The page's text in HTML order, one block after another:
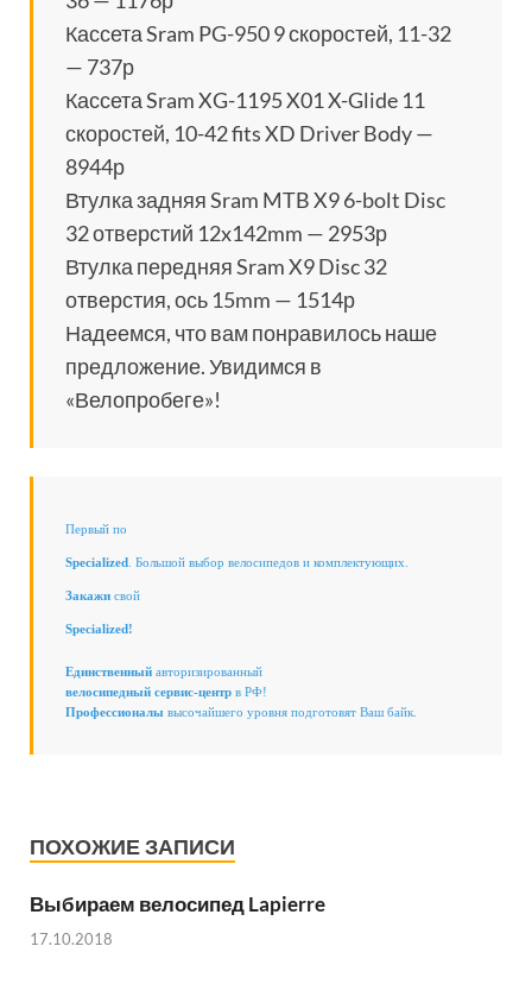
Кассета Sram PG-950 9 скоростей, 11-32
— 737р
Кассета Sram XG-1195 X01 X-Glide 11
скоростей, 10-42 fits XD Driver Body —
8944р
Втулка задняя Sram MTB X9 6-bolt Disc
32 отверстий 12x142mm — 2953р
Втулка передняя Sram X9 Disc 32
отверстия, ось 15mm — 1514р
Надеемся, что вам понравилось наше
предложение. Увидимся в
«Велопробеге»!
Первый по
Specialized . Большой выбор велосипедов и комплектующих.
Закажи свой
Specialized!
Единственный авторизированный
велосипедный сервис-центр в РФ!
Профессионалы высочайшего уровня подготовят Ваш байк.
ПОХОЖИЕ ЗАПИСИ
Выбираем велосипед Lapierre
17.10.2018